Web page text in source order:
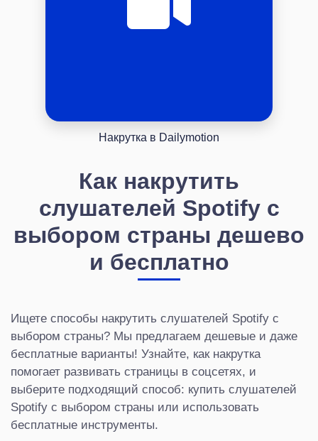
Накрутка в Dailymotion
Как накрутить
слушателей Spotify с
выбором страны дешево
и бесплатно
Ищете способы накрутить слушателей Spotify с
выбором страны? Мы предлагаем дешевые и даже
бесплатные варианты! Узнайте, как накрутка
помогает развивать страницы в соцсетях, и
выберите подходящий способ: купить слушателей
Spotify с выбором страны или использовать
бесплатные инструменты.